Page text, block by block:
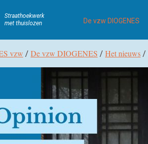
Straathoekwerk
met thuislozen
De vzw DIOGENES
vzw / De vzw DIOGENES / Het nieuws/